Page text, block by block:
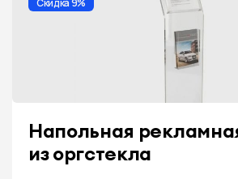
Напольная
из оргстекла